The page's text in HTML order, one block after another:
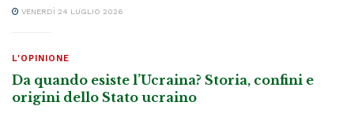
VENERDÌ 24 LUGLIO 2026
L'OPINIONE
Da quando esiste l’Ucraina? Storia, confini e
origini dello Stato ucraino